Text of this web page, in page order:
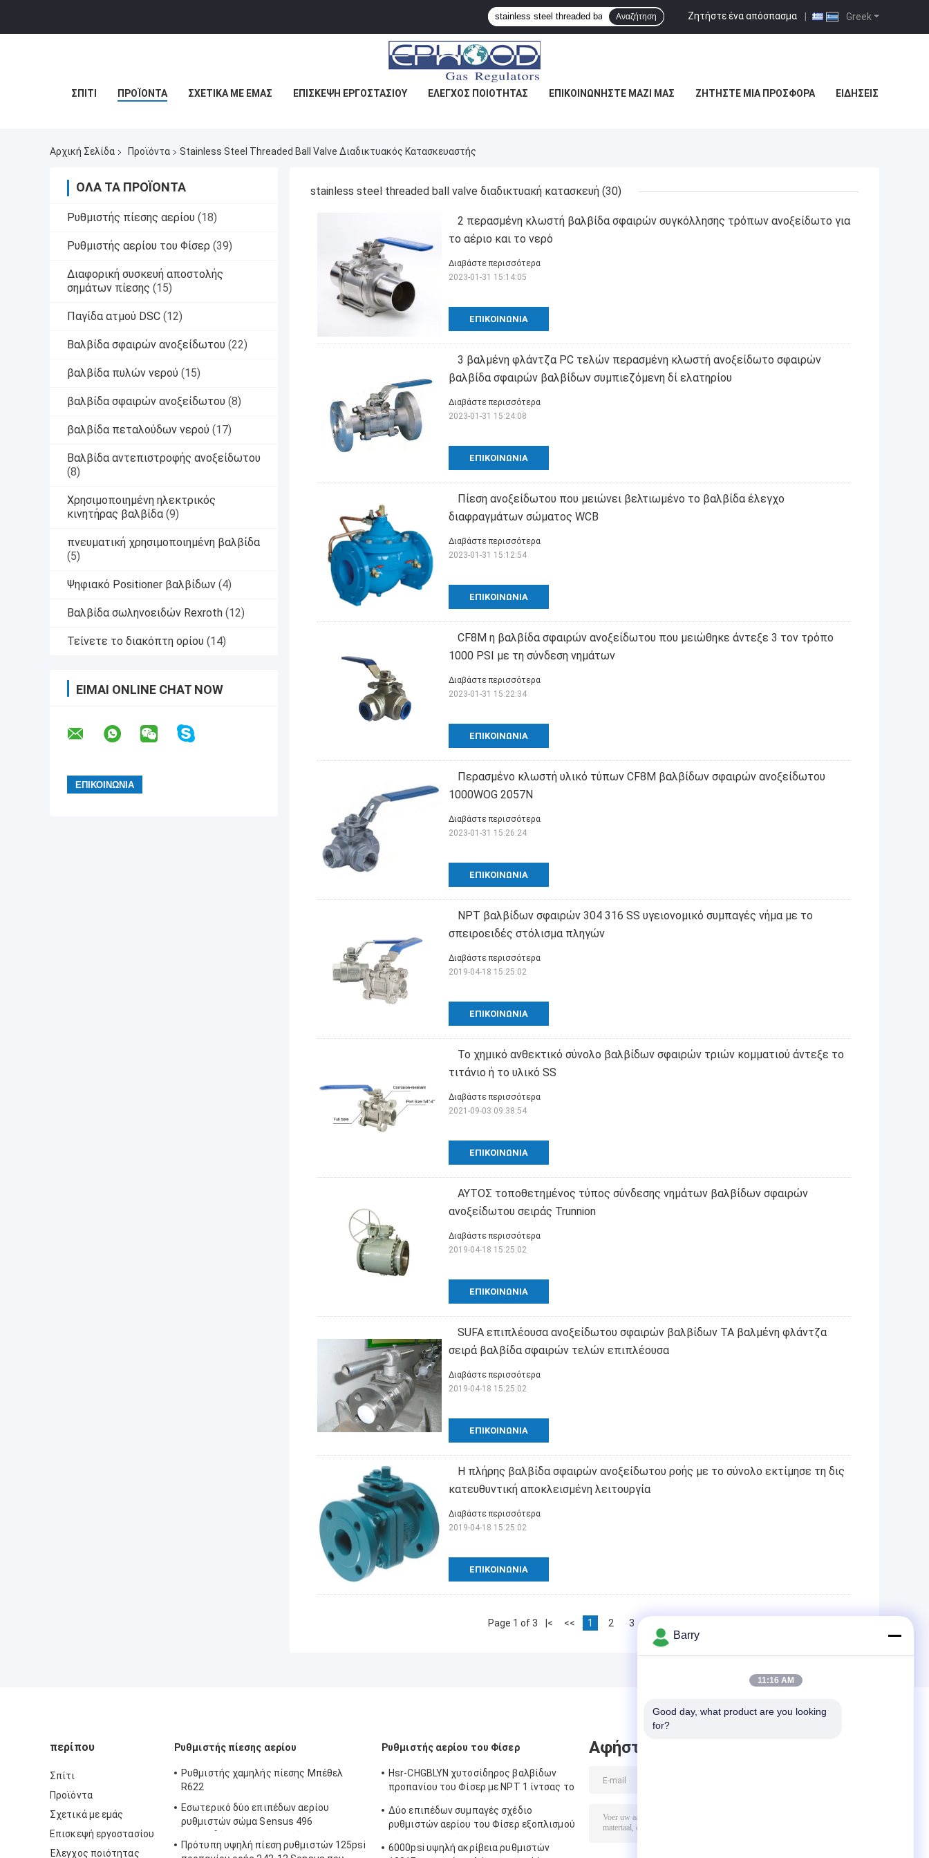
Greek
Ζητήστε ένα απόσπασμα |
Αναζήτηση
ΣΠΊΤΙ ΠΡΟΪΌΝΤΑ ΣΧΕΤΙΚΆ ΜΕ ΕΜΆΣ ΕΠΙΣΚΕΨΉ ΕΡΓΟΣΤΑΣΊΟΥ ΈΛΕΓΧΟΣ ΠΟΙΌΤΗΤΑΣ ΕΠΙΚΟΙΝΩΝΉΣΤΕ ΜΑΖΊ ΜΑΣ ΖΗΤΉΣΤΕ ΜΙΑ ΠΡΟΣΦΟΡΆ ΕΙΔΉΣΕΙΣ
Αρχική Σελίδα Προϊόντα Stainless Steel Threaded Ball Valve Διαδικτυακός Κατασκευαστής
ΌΛΑ ΤΑ ΠΡΟΪΌΝΤΑ
Ρυθμιστής πίεσης αερίου (18)
Ρυθμιστής αερίου του Φίσερ (39)
Διαφορική συσκευή αποστολής
σημάτων πίεσης (15)
Παγίδα ατμού DSC (12)
Βαλβίδα σφαιρών ανοξείδωτου (22)
βαλβίδα πυλών νερού (15)
βαλβίδα σφαιρών ανοξείδωτου (8)
βαλβίδα πεταλούδων νερού (17)
Βαλβίδα αντεπιστροφής ανοξείδωτου
(8)
Χρησιμοποιημένη ηλεκτρικός
κινητήρας βαλβίδα (9)
πνευματική χρησιμοποιημένη βαλβίδα
(5)
Ψηφιακό Positioner βαλβίδων (4)
Βαλβίδα σωληνοειδών Rexroth (12)
Τείνετε το διακόπτη ορίου (14)
ΕΊΜΑΙ ONLINE CHAT NOW
stainless steel threaded ball valve διαδικτυακή κατασκευή (30)
2 περασμένη κλωστή βαλβίδα σφαιρών συγκόλλησης τρόπων ανοξείδωτο για
το αέριο και το νερό
ΕΠΙΚΟΙΝΩΝΊΑ
Διαβάστε περισσότερα
2023-01-31 15:14:05
3 βαλμένη φλάντζα PC τελών περασμένη κλωστή ανοξείδωτο σφαιρών
βαλβίδα σφαιρών βαλβίδων συμπιεζόμενη δί ελατηρίου
ΕΠΙΚΟΙΝΩΝΊΑ
Διαβάστε περισσότερα
2023-01-31 15:24:08
Πίεση ανοξείδωτου που μειώνει βελτιωμένο το βαλβίδα έλεγχο
διαφραγμάτων σώματος WCB
ΕΠΙΚΟΙΝΩΝΊΑ
Διαβάστε περισσότερα
2023-01-31 15:12:54
CF8M η βαλβίδα σφαιρών ανοξείδωτου που μειώθηκε άντεξε 3 τον τρόπο
1000 PSI με τη σύνδεση νημάτων
ΕΠΙΚΟΙΝΩΝΊΑ
Διαβάστε περισσότερα
2023-01-31 15:22:34
Περασμένο κλωστή υλικό τύπων CF8M βαλβίδων σφαιρών ανοξείδωτου
1000WOG 2057N
ΕΠΙΚΟΙΝΩΝΊΑ
Διαβάστε περισσότερα
2023-01-31 15:26:24
NPT βαλβίδων σφαιρών 304 316 SS υγειονομικό συμπαγές νήμα με το
σπειροειδές στόλισμα πληγών
ΕΠΙΚΟΙΝΩΝΊΑ
Διαβάστε περισσότερα
2019-04-18 15:25:02
Το χημικό ανθεκτικό σύνολο βαλβίδων σφαιρών τριών κομματιού άντεξε το
τιτάνιο ή το υλικό SS
ΕΠΙΚΟΙΝΩΝΊΑ
Διαβάστε περισσότερα
2021-09-03 09:38:54
ΑΥΤΟΣ τοποθετημένος τύπος σύνδεσης νημάτων βαλβίδων σφαιρών
ανοξείδωτου σειράς Trunnion
ΕΠΙΚΟΙΝΩΝΊΑ
Διαβάστε περισσότερα
2019-04-18 15:25:02
SUFA επιπλέουσα ανοξείδωτου σφαιρών βαλβίδων TA βαλμένη φλάντζα
σειρά βαλβίδα σφαιρών τελών επιπλέουσα
ΕΠΙΚΟΙΝΩΝΊΑ
Διαβάστε περισσότερα
2019-04-18 15:25:02
Η πλήρης βαλβίδα σφαιρών ανοξείδωτου ροής με το σύνολο εκτίμησε τη δις
κατευθυντική αποκλεισμένη λειτουργία
ΕΠΙΚΟΙΝΩΝΊΑ
Διαβάστε περισσότερα
2019-04-18 15:25:02
Page 1 of 3 |< << 1 2 3
περίπου
Σπίτι
Προϊόντα
Σχετικά με εμάς
Επισκεψή εργοστασίου
Έλεγχος ποιότητας
Ρυθμιστής πίεσης αερίου
Ρυθμιστής χαμηλής πίεσης Μπέθελ
R622
Εσωτερικό δύο επιπέδων αερίου
ρυθμιστών σώμα Sensus 496
ανθεκτικό πρότυπο
Πρότυπη υψηλή πίεση ρυθμιστών 125psi
Ρυθμιστής αερίου του Φίσερ
Hsr-CHGBLYN χυτοσίδηρος βαλβίδων
προπανίου του Φίσερ με NPT 1 ίντσας το
Δύο επιπέδων συμπαγές σχέδιο
ρυθμιστών αερίου του Φίσερ εξοπλισμού
6000psi υψηλή ακρίβεια ρυθμιστών
Αφήστε μήνυμα
Barry
11:16 AM
Good day, what product are you looking
for?